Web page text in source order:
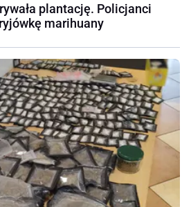
plantację. Policjanci
marihuany